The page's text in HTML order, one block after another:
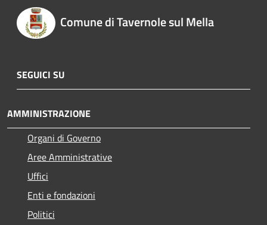
Comune di Tavernole sul Mella
SEGUICI SU
AMMINISTRAZIONE
Organi di Governo
Aree Amministrative
Uffici
Enti e fondazioni
Politici